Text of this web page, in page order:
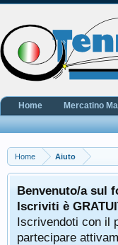
Home Aiuto
Benvenuto/a sul
Iscriviti è
Iscrivendoti con il
partecipare
Home Mercatino